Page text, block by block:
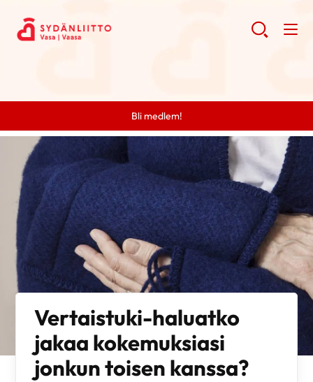
Bli medlem!
Vertaistuki-haluatko
jakaa kokemuksiasi
jonkun toisen kanssa?